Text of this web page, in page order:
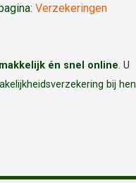
Verzekeringen
én snel online. U
bij hen